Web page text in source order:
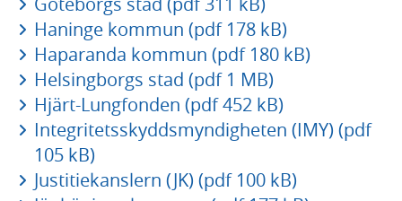
Haninge kommun (pdf 178 kB)
Haparanda kommun (pdf 180 kB)
Helsingborgs stad (pdf 1 MB)
Hjärt-Lungfonden (pdf 452 kB)
Integritetsskyddsmyndigheten (IMY) (pdf
105 kB)
Justitiekanslern (JK) (pdf 100 kB)